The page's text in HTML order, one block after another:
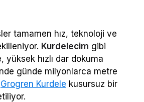
tamamen hız, teknoloji ve
Kurdelecim gibi
yüksek hızlı dar dokuma
günde milyonlarca metre
Grogren Kurdele kusursuz bir